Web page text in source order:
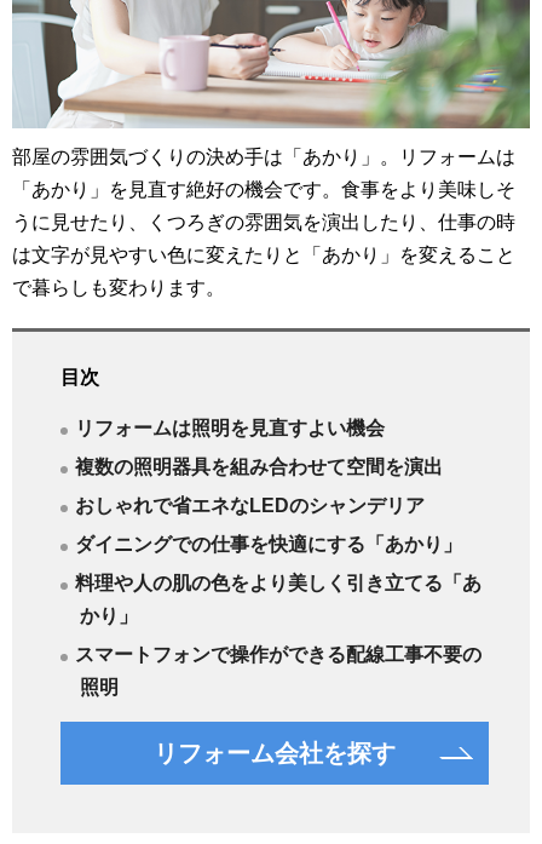
部屋の雰囲気づくりの決め手は「あかり」。リフォームは
「あかり」を見直す絶好の機会です。食事をより美味しそ
うに見せたり、くつろぎの雰囲気を演出したり、仕事の時
は文字が見やすい色に変えたりと「あかり」を変えること
で暮らしも変わります。
目次
リフォームは照明を見直すよい機会
複数の照明器具を組み合わせて空間を演出
おしゃれで省エネなLEDのシャンデリア
ダイニングでの仕事を快適にする「あかり」
料理や人の肌の色をより美しく引き立てる「あ
かり」
スマートフォンで操作ができる配線工事不要の
照明
リフォーム会社を探す